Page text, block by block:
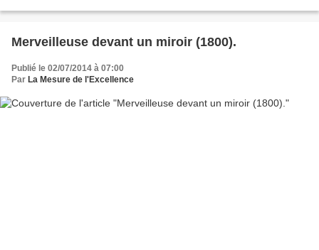
Merveilleuse devant un miroir (1800).
Publié le 02/07/2014 à 07:00
Par La Mesure de l'Excellence